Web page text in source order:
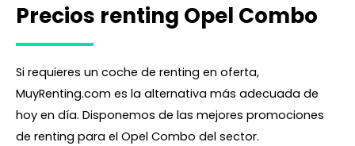
Precios renting Opel Combo
Si requieres un coche de renting en oferta,
MuyRenting.com es la alternativa más adecuada de
hoy en día. Disponemos de las mejores promociones
de renting para el Opel Combo del sector.